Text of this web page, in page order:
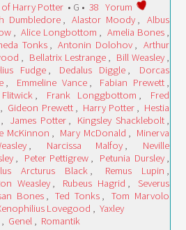
Harry Potter • G • 38 Yorum
Dumbledore , Alastor Moody ,
Albus
, Alice Longbottom , Amelia Bones ,
Tonks , Antonin Dolohov , Arthur
, Bellatrix Lestrange , Bill Weasley ,
Fudge , Dedalus Diggle ,
Dorcas
, Emmeline Vance , Fabian Prewett ,
, Frank Longgbottom ,
Fred
, Gideon Prewett , Harry Potter , Hestia
, James Potter , Kingsley Shacklebolt ,
McKinnon , Mary McDonald , Minerva
, Narcissa Malfoy ,
Neville
, Peter Pettigrew , Petunia Dursley ,
Arcturus Black , Remus Lupin ,
Weasley , Rubeus Hagrid ,
Severus
Bones , Ted Tonks ,
Tom Marvolo
Lovegood , Yaxley
, Genel , Romantik